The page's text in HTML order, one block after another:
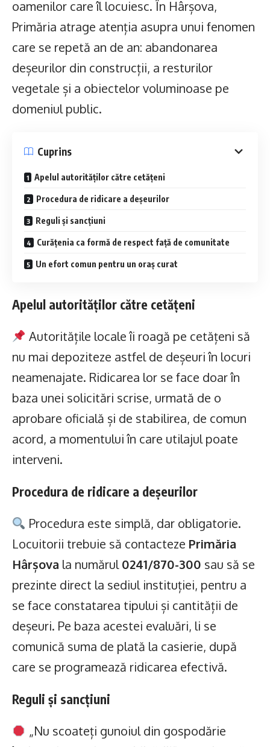
oamenilor care îl locuiesc. În Hârșova,
Primăria atrage atenția asupra unui fenomen
care se repetă an de an: abandonarea
deșeurilor din construcții, a resturilor
vegetale și a obiectelor voluminoase pe
domeniul public.
Cuprins
Apelul autorităților către cetățeni
Procedura de ridicare a deșeurilor
Reguli și sancțiuni
Curățenia ca formă de respect față de comunitate
Un efort comun pentru un oraș curat
Apelul autorităților către cetățeni
Autoritățile locale îi roagă pe cetățeni să
nu mai depoziteze astfel de deșeuri în locuri
neamenajate. Ridicarea lor se face doar în
baza unei solicitări scrise, urmată de o
aprobare oficială și de stabilirea, de comun
acord, a momentului în care utilajul poate
interveni.
Procedura de ridicare a deșeurilor
Procedura este simplă, dar obligatorie.
Locuitorii trebuie să contacteze Primăria
Hârșova la numărul0241/870-300 sau să se
prezinte direct la sediul instituției, pentru a
se face constatarea tipului și cantității de
deșeuri. Pe baza acestei evaluări, li se
comunică suma de plată la casierie, după
care se programează ridicarea efectivă.
Reguli și sancțiuni
„Nu scoateți gunoiul din gospodărie